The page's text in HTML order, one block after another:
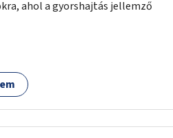
ahol a gyorshajtás jellemző